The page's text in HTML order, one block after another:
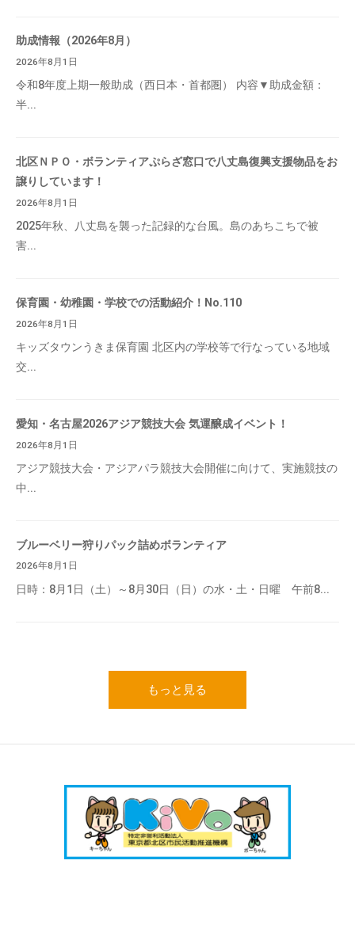
助成情報（2026年8月）
2026年8月1日
令和8年度上期一般助成（西日本・首都圏） 内容▼助成金額：
半...
北区ＮＰＯ・ボランティアぷらざ窓口で八丈島復興支援物品をお
譲りしています！
2026年8月1日
2025年秋、八丈島を襲った記録的な台風。島のあちこちで被
害...
保育園・幼稚園・学校での活動紹介！No.110
2026年8月1日
キッズタウンうきま保育園 北区内の学校等で行なっている地域
交...
愛知・名古屋2026アジア競技大会 気運醸成イベント！
2026年8月1日
アジア競技大会・アジアパラ競技大会開催に向けて、実施競技の
中...
ブルーベリー狩りパック詰めボランティア
2026年8月1日
日時：8月1日（土）～8月30日（日）の水・土・日曜 午前8...
もっと見る